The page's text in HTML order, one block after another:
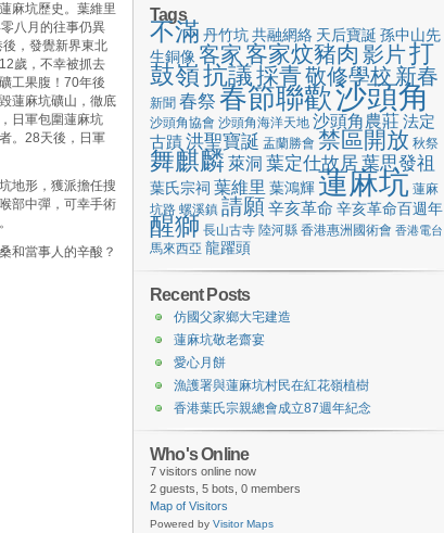
麻坑歷史。葉維里
八月的往事仍異
，發覺新界東北
歲，不幸被抓去
工果腹！70年後
蓮麻坑礦山，徹底
日軍包圍蓮麻坑
。28天後，日軍
地形，獲派擔任搜
部中彈，可幸手術
和當事人的辛酸？
Tags
不滿 丹竹坑共融網絡 天后寶誕 孫中山先
生銅像 客家客家炆豬肉 影片打
鼓嶺抗議採青敬修學校 新春
新聞 春祭 春節聯歡沙頭角
沙頭角協會 沙頭角海洋天地 沙頭角農莊法定
古蹟洪聖寶誕 盂蘭勝會 禁區開放 秋祭
舞麒麟萊洞 葉定仕故居葉思發祖
葉氏宗祠 葉維里 葉鴻輝蓮麻坑 蓮麻
坑路 螺溪鎮 請願辛亥革命 辛亥革命百週年
醒獅 長山古寺 陸河縣 香港惠洲國術會 香港電台
馬來西亞 龍躍頭
Recent Posts
仿國父家鄉大宅建造
蓮麻坑敬老齋宴
愛心月餅
漁護署與蓮麻坑村民在紅花嶺植樹
香港葉氏宗親總會成立87週年紀念
Who's Online
7 visitors online now
2 guests, 5 bots, 0 members
Map of Visitors
Powered by Visitor Maps